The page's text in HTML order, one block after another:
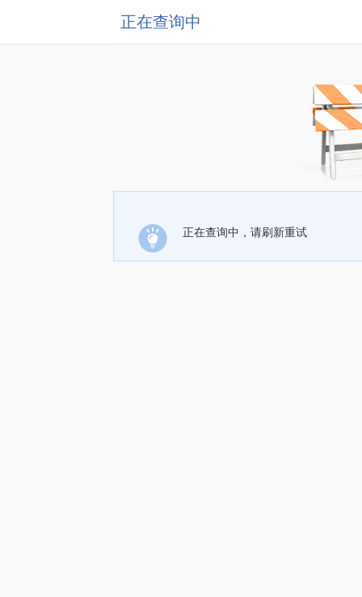
正在查询中
正在查询中，请刷新重试